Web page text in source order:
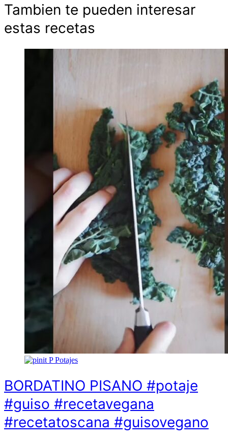
Tambien te pueden interesar
estas recetas
P Potajes
BORDATINO PISANO #potaje
#guiso #recetavegana
#recetatoscana #guisovegano